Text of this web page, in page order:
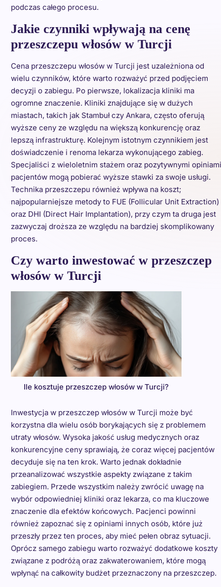
podczas całego procesu.
Jakie czynniki wpływają na cenę
przeszczepu włosów w Turcji
Cena przeszczepu włosów w Turcji jest uzależniona od
wielu czynników, które warto rozważyć przed podjęciem
decyzji o zabiegu. Po pierwsze, lokalizacja kliniki ma
ogromne znaczenie. Kliniki znajdujące się w dużych
miastach, takich jak Stambuł czy Ankara, często oferują
wyższe ceny ze względu na większą konkurencję oraz
lepszą infrastrukturę. Kolejnym istotnym czynnikiem jest
doświadczenie i renoma lekarza wykonującego zabieg.
Specjaliści z wieloletnim stażem oraz pozytywnymi opiniami
pacjentów mogą pobierać wyższe stawki za swoje usługi.
Technika przeszczepu również wpływa na koszt;
najpopularniejsze metody to FUE (Follicular Unit Extraction)
oraz DHI (Direct Hair Implantation), przy czym ta druga jest
zazwyczaj droższa ze względu na bardziej skomplikowany
proces.
Czy warto inwestować w przeszczep
włosów w Turcji
Ile kosztuje przeszczep włosów w Turcji?
Inwestycja w przeszczep włosów w Turcji może być
korzystna dla wielu osób borykających się z problemem
utraty włosów. Wysoka jakość usług medycznych oraz
konkurencyjne ceny sprawiają, że coraz więcej pacjentów
decyduje się na ten krok. Warto jednak dokładnie
przeanalizować wszystkie aspekty związane z takim
zabiegiem. Przede wszystkim należy zwrócić uwagę na
wybór odpowiedniej kliniki oraz lekarza, co ma kluczowe
znaczenie dla efektów końcowych. Pacjenci powinni
również zapoznać się z opiniami innych osób, które już
przeszły przez ten proces, aby mieć pełen obraz sytuacji.
Oprócz samego zabiegu warto rozważyć dodatkowe koszty
związane z podróżą oraz zakwaterowaniem, które mogą
wpłynąć na całkowity budżet przeznaczony na przeszczep.